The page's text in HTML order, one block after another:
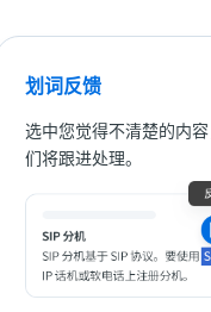
划词反馈
选中您觉得不清楚的内
们将跟进处理。